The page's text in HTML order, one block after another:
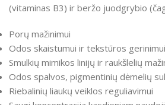
(vitaminas B3) ir beržo juodgrybio
Porų mažinimui
Odos skaistumui ir tekstūros gerinimui
Smulkių mimikos linijų ir raukšlelių
Odos spalvos, pigmentinių dėmelių
Riebalinių liaukų veiklos reguliavimui